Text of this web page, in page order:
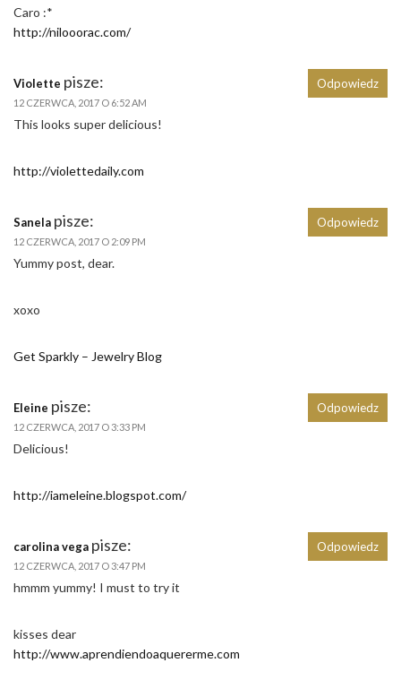
Caro :*
http://nilooorac.com/
Violette pisze:
12 CZERWCA, 2017 O 6:52 AM
This looks super delicious!
http://violettedaily.com
Odpowiedz
Sanela pisze:
12 CZERWCA, 2017 O 2:09 PM
Yummy post, dear.
xoxo
Get Sparkly – Jewelry Blog
Odpowiedz
Eleine pisze:
12 CZERWCA, 2017 O 3:33 PM
Delicious!
http://iameleine.blogspot.com/
Odpowiedz
carolina vega pisze:
12 CZERWCA, 2017 O 3:47 PM
hmmm yummy! I must to try it
kisses dear
http://www.aprendiendoaquererme.com
Odpowiedz